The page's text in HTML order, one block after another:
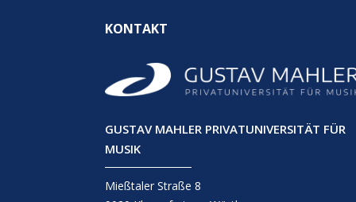
KONTAKT
GUSTAV MAHLER PRIVATUNIVERSITÄT FÜR
MUSIK
Mießtaler Straße 8